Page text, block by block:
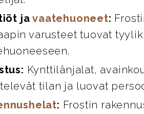
javaatehuoneet:
varusteet tuovat
Kynttilänjalat,
tilan ja luovat
: Frostin